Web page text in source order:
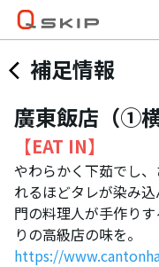
補足情報
廣東飯店（➀横
【EAT IN】
やわらかく下茹でし
れるほどタレが染み
門の料理人が手作り
りの高級店の味を。
https://